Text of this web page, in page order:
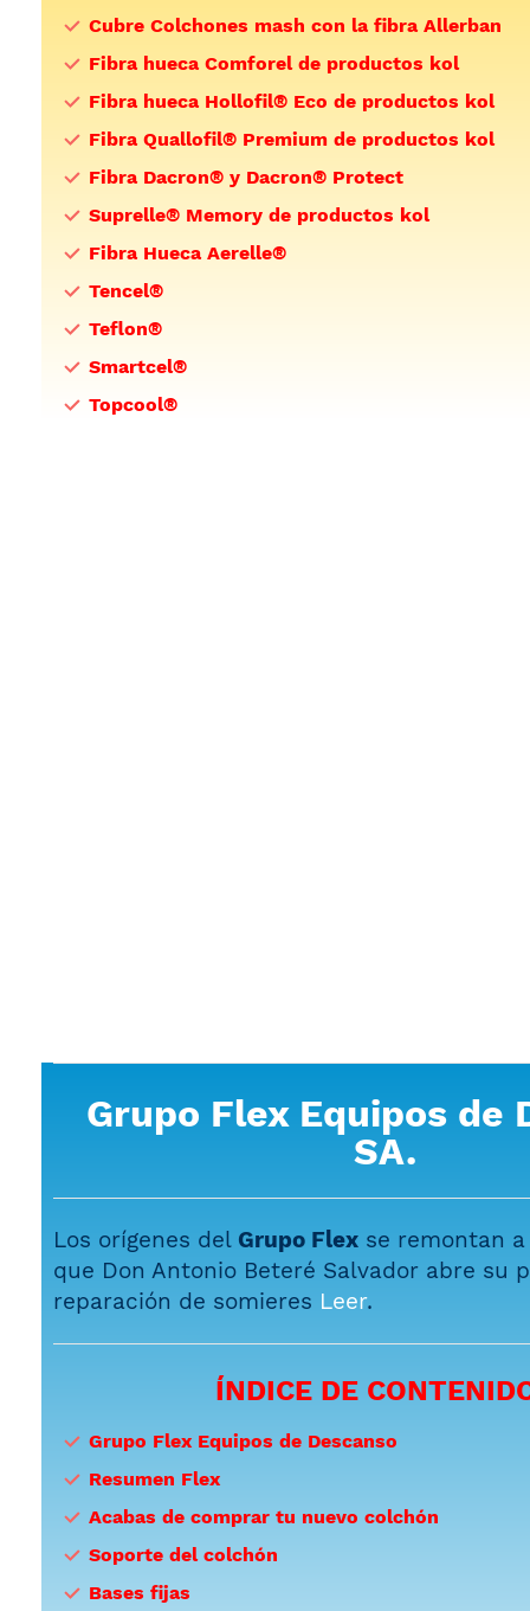
Cubre Colchones mash con la fibra Allerban
Fibra hueca Comforel de productos kol
Fibra hueca Hollofil® Eco de productos kol
Fibra Quallofil® Premium de productos kol
Fibra Dacron® y Dacron® Protect
Suprelle® Memory de productos kol
Fibra Hueca Aerelle®
Tencel®
Teflon®
Smartcel®
Topcool®
Grupo Flex Equipos de
SA.
Los orígenes del Grupo Flex se remontan a
que Don Antonio Beteré Salvador abre su
reparación de somieres Leer.
ÍNDICE DE
Grupo Flex Equipos de Descanso
Resumen Flex
Acabas de comprar tu nuevo colchón
Soporte del colchón
Bases fijas